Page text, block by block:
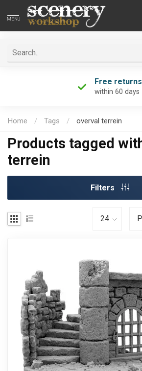
MENU
Free returns
within 60 days
Home / Tags / overval terrein
Products tagged
terrein
Filters